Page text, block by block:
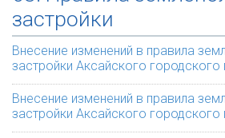
застройки
Внесение изменений в правила
застройки Аксайского городского
Внесение изменений в правила
застройки Аксайского городского